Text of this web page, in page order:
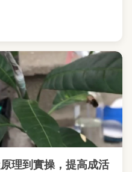
理到實操，提高成活